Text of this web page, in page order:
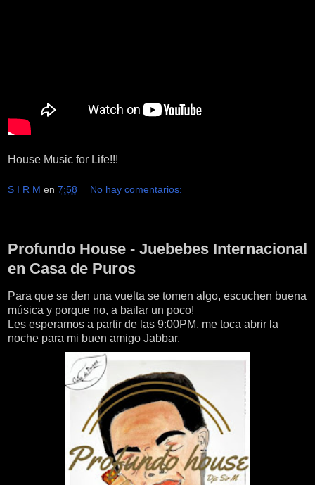
House Music for Life!!!
S I R M en 7:58 No hay comentarios:
Profundo House - Juebebes Internacional
en Casa de Puros
Para que se den una vuelta se tomen algo, escuchen buena
música y porque no, a bailar un poco!
Les esperamos a partir de las 9:00PM, me toca abrir la
noche para mi buen amigo Jabbar.